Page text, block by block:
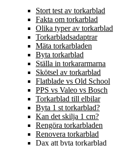
Stort test av torkarblad
Fakta om torkarblad
Olika typer av torkarblad
Torkarbladsadaptrar
Mäta torkarbladen
Byta torkarblad
Ställa in torkararmarna
Skötsel av torkarblad
Flatblade vs Old School
PPS vs Valeo vs Bosch
Torkarblad till elbilar
Byta 1 st torkarblad?
Kan det skilja 1 cm?
Rengöra torkarbladen
Renovera torkarblad
Dax att byta torkarblad